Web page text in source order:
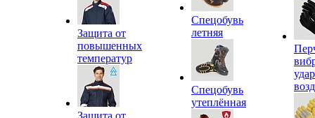
Защита от
повышенных
температур
Защита от
Спецобувь
летняя
Спецобувь
утеплённая